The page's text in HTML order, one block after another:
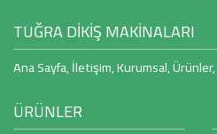
TUĞRA DİKİŞ MAKİNALARI
Ana Sayfa,İletişim,Kurumsal,Ürünler,
ÜRÜNLER